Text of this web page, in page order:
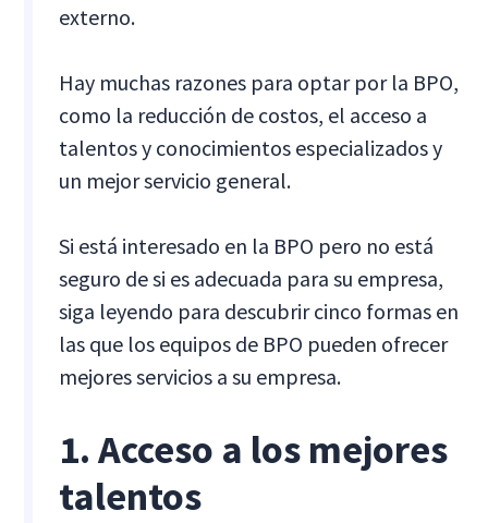
externo.
Hay muchas razones para optar por la BPO,
como la reducción de costos, el acceso a
talentos y conocimientos especializados y
un mejor servicio general.
Si está interesado en la BPO pero no está
seguro de si es adecuada para su empresa,
siga leyendo para descubrir cinco formas en
las que los equipos de BPO pueden ofrecer
mejores servicios a su empresa.
1. Acceso a los mejores
talentos